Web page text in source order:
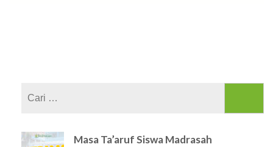
Masa Ta’aruf Siswa Madrasah